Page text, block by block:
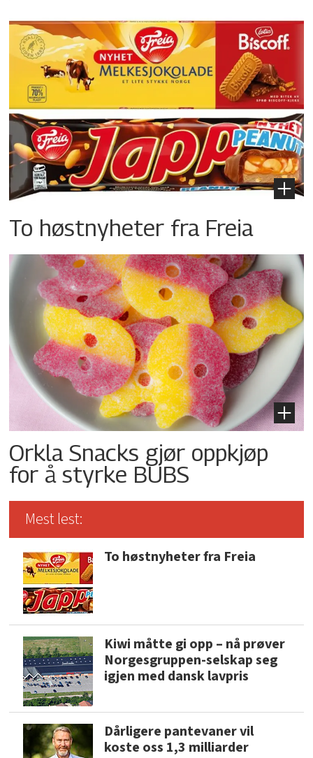
To høstnyheter fra Freia
Orkla Snacks gjør oppkjøp
for å styrke BUBS
Mest lest:
To høstnyheter fra Freia
Kiwi måtte gi opp – nå prøver
Norgesgruppen-selskap seg
igjen med dansk lavpris
Dårligere pantevaner vil
koste oss 1,3 milliarder